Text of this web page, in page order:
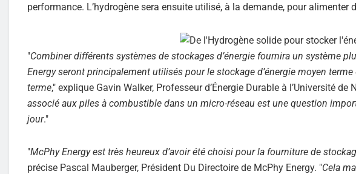
performance. L’hydrogène sera ensuite utilisé, à la demande, pour alimenter
"Combiner différents systèmes de stockages d’énergie fournira un système
Energy seront principalement utilisés pour le stockage d’énergie moyen
terme," explique Gavin Walker, Professeur d’Énergie Durable à l’Université de
associé aux piles à combustible dans un micro-réseau est une question
jour."
"McPhy Energy est très heureux d’avoir été choisi pour la fourniture de
précise Pascal Mauberger, Président Du Directoire de McPhy Energy. "Cela